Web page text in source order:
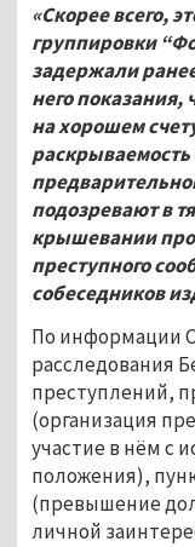
«Скорее всего,
группировки
задержали
него
на хорошем
подозревают в
крышевании
преступного
собеседников
По информации
расследования
преступлений,
(организация
участие в нём с
положения),
(превышение
личной